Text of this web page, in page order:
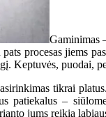
Gaminimas
procesas jiems
Keptuvės, puodai,
tikrai
patiekalus –
jums reikia